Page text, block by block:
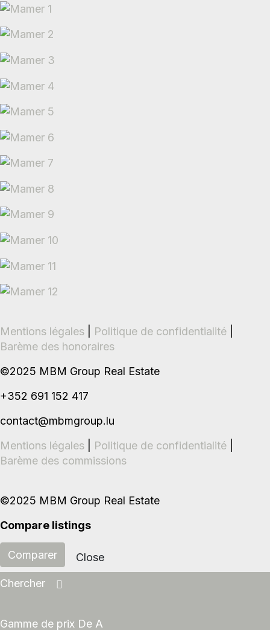
Mentions légales Politique de confidentialité
Barème des honoraires
©2025 MBM Group Real Estate
+352 691 152 417
contact@mbmgroup.lu
Mentions légales
Politique de confidentialité
Barème des commissions
©2025 MBM Group Real Estate
Compare listings
Comparer Close
Chercher
Gamme de prix De A